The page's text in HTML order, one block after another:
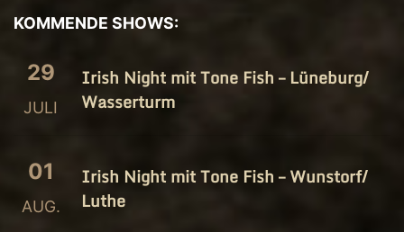
KOMMENDE SHOWS:
29
JULI
Irish Night mit Tone Fish – Lüneburg/​
Wasserturm
01
AUG.
Irish Night mit Tone Fish – Wunstorf/​
Luthe